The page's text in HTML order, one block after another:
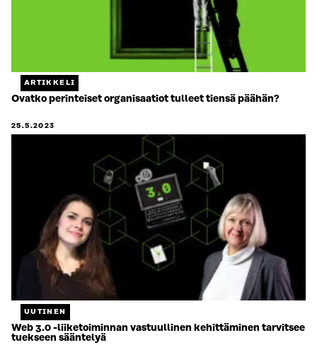
ARTIKKELI
Ovatko perinteiset organisaatiot tulleet tiensä päähän?
25.5.2023
UUTINEN
Web 3.0 -liiketoiminnan vastuullinen kehittäminen tarvitsee
tuekseen sääntelyä